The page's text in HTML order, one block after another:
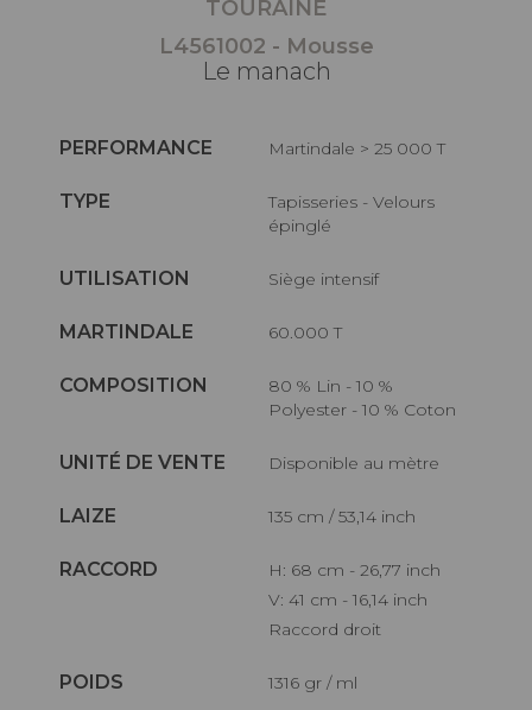
TOURAINE
L4561002 - Mousse
Le manach
PERFORMANCE Martindale > 25 000 T
TYPE
Tapisseries - Velours
épinglé
UTILISATION Siège intensif
MARTINDALE 60.000 T
COMPOSITION
80 % Lin - 10 %
Polyester - 10 % Coton
UNITÉ DE VENTE Disponible au mètre
LAIZE 135 cm / 53,14 inch
RACCORD
H: 68 cm - 26,77 inch
V: 41 cm - 16,14 inch
Raccord droit
POIDS 1316 gr / ml